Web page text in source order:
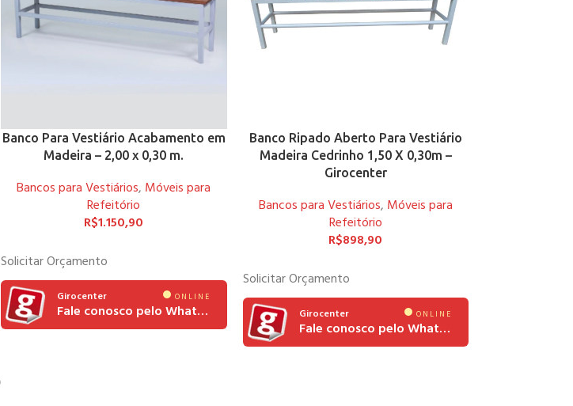
Banco Para Vestiário Acabamento em
Madeira – 2,00 x 0,30 m.
Bancos para Vestiários, Móveis para
Refeitório
R$1.150,90
Solicitar Orçamento
Girocenter ONLINE
Fale conosco pelo Whatsapp
Banco Ripado Aberto Para Vestiário
Madeira Cedrinho 1,50 X 0,30m –
Girocenter
Bancos para Vestiários, Móveis para
Refeitório
R$898,90
Solicitar Orçamento
Girocenter ONLINE
Fale conosco pelo Whatsapp